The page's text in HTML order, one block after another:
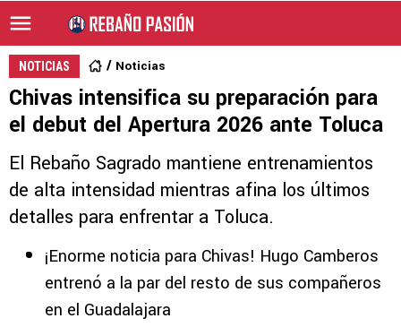
NOTICIAS Noticias
Chivas intensifica su preparación para
el debut del Apertura 2026 ante Toluca
El Rebaño Sagrado mantiene entrenamientos
de alta intensidad mientras afina los últimos
detalles para enfrentar a Toluca.
¡Enorme noticia para Chivas! Hugo Camberos
entrenó a la par del resto de sus compañeros
en el Guadalajara